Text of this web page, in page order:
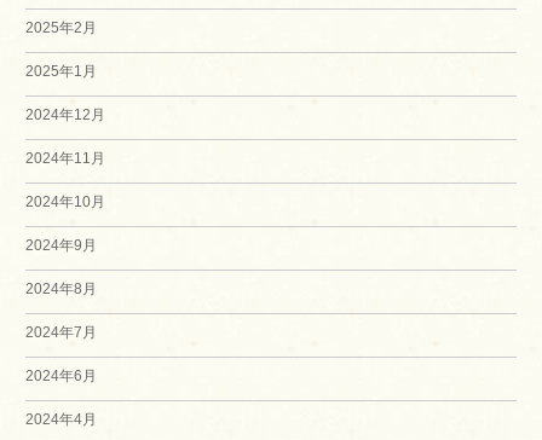
2025年2月
2025年1月
2024年12月
2024年11月
2024年10月
2024年9月
2024年8月
2024年7月
2024年6月
2024年4月